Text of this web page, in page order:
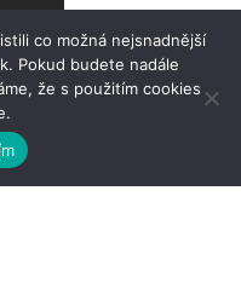
co možná nejsnadnější
Pokud budete nadále
že s použitím cookies